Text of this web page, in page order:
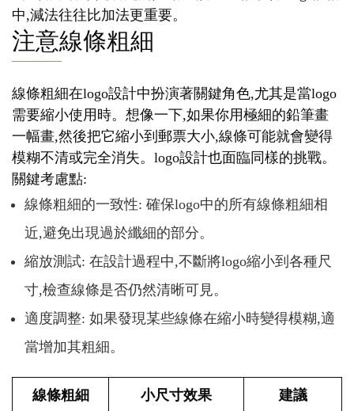
中,減法往往比加法更重要。
注意線條粗細
線條粗細在logo設計中扮演著關鍵角色,尤其是當logo
需要縮小使用時。想像一下,如果你用極細的鉛筆畫
一幅畫,然後把它縮小到郵票大小,線條可能就會變得
模糊不清或完全消失。logo設計也面臨同樣的挑戰。
關鍵考慮點:
線條粗細的一致性: 確保logo中的所有線條粗細相
近,避免出現過於纖細的部分。
縮放測試: 在設計過程中,不斷將logo縮小到各種尺
寸,檢查線條是否仍然清晰可見。
適度調整: 如果發現某些線條在縮小時變得模糊,適
當增加其粗細。
線條粗細 小尺寸效果 建議